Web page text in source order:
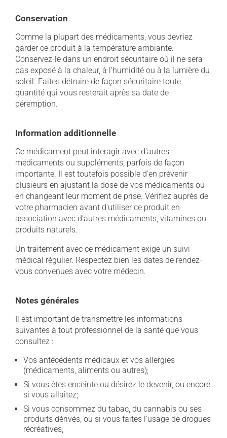
Conservation
Comme la plupart des médicaments, vous devriez
garder ce produit à la température ambiante.
Conservez-le dans un endroit sécuritaire où il ne sera
pas exposé à la chaleur, à l'humidité ou à la lumière du
soleil. Faites détruire de façon sécuritaire toute
quantité qui vous resterait après sa date de
péremption.
Information additionnelle
Ce médicament peut interagir avec d'autres
médicaments ou suppléments, parfois de façon
importante. Il est toutefois possible d'en prévenir
plusieurs en ajustant la dose de vos médicaments ou
en changeant leur moment de prise. Vérifiez auprès de
votre pharmacien avant d'utiliser ce produit en
association avec d'autres médicaments, vitamines ou
produits naturels.
Un traitement avec ce médicament exige un suivi
médical régulier. Respectez bien les dates de rendez-
vous convenues avec votre médecin.
Notes générales
Il est important de transmettre les informations
suivantes à tout professionnel de la santé que vous
consultez :
Vos antécédents médicaux et vos allergies
(médicaments, aliments ou autres);
Si vous êtes enceinte ou désirez le devenir, ou encore
si vous allaitez;
Si vous consommez du tabac, du cannabis ou ses
produits dérivés, ou si vous faites l'usage de drogues
récréatives;